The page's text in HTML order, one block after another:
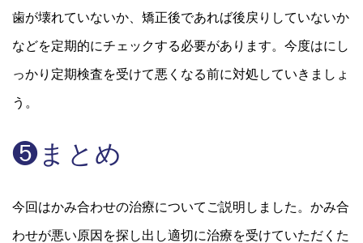
歯が壊れていないか、矯正後であれば後戻りしていないか
などを定期的にチェックする必要があります。今度はにし
っかり定期検査を受けて悪くなる前に対処していきましょ
う。
❺まとめ
今回はかみ合わせの治療についてご説明しました。かみ合
わせが悪い原因を探し出し適切に治療を受けていただくた